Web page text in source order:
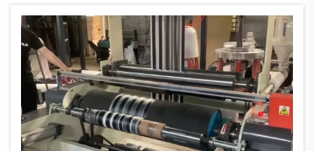
kalinawan, hindi matatag na pag-urong, at
maaaring makaapekto sa pag-print,
laminasyon, an...